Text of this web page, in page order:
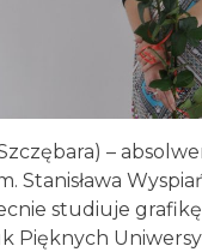
–
Stanisława
studiuje
Pięknych